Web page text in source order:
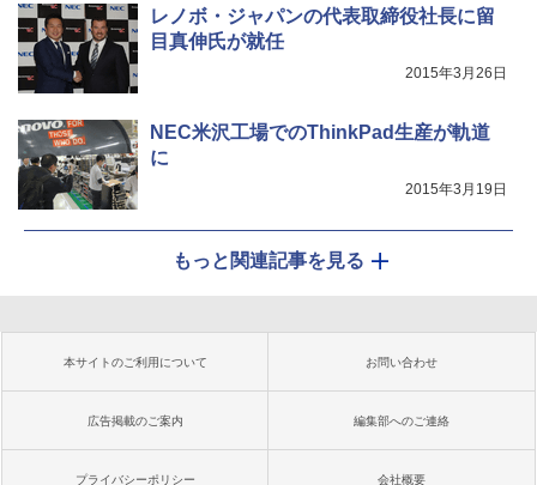
レノボ・ジャパンの代表取締役社長に留
目真伸氏が就任
2015年3月26日
NEC米沢工場でのThinkPad生産が軌道
に
2015年3月19日
もっと関連記事を見る
本サイトのご利用について お問い合わせ
広告掲載のご案内 編集部へのご連絡
プライバシーポリシー 会社概要